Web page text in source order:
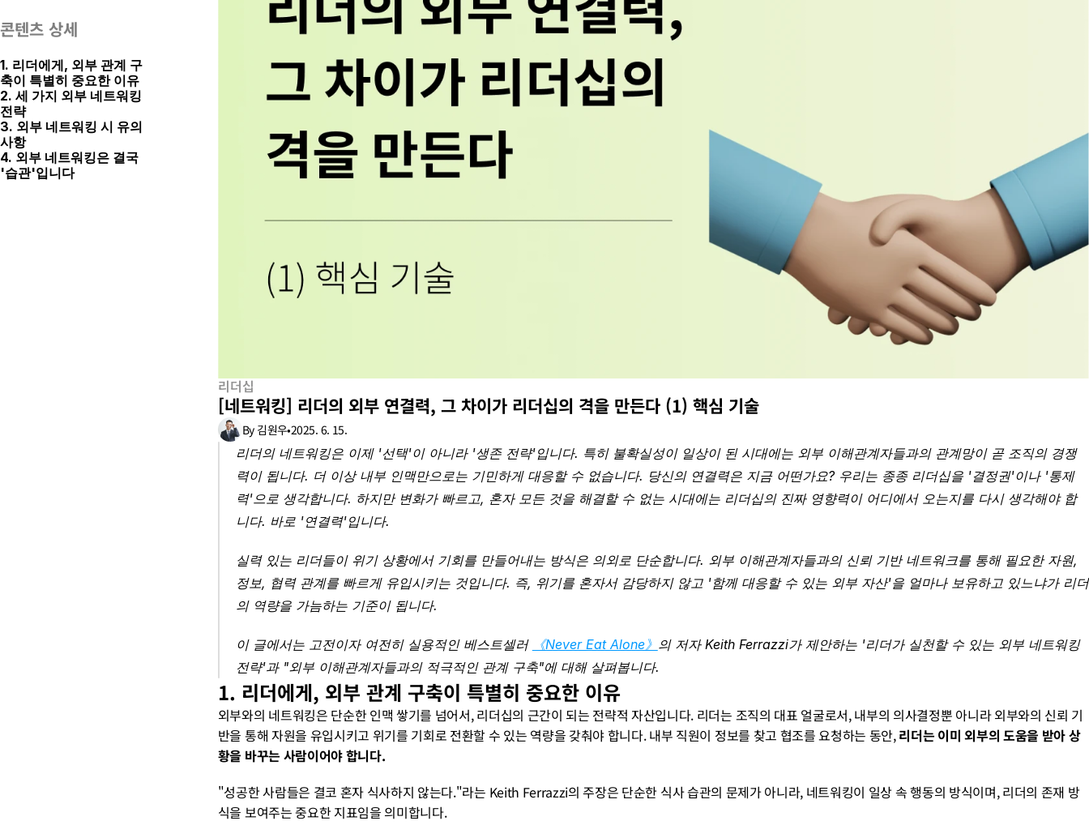
콘텐츠 상세
1. 리더에게, 외부 관계 구
축이 특별히 중요한 이유
2. 세 가지 외부 네트워킹
전략
3. 외부 네트워킹 시 유의
사항
4. 외부 네트워킹은 결국
'습관'입니다
리더십
[네트워킹] 리더의 외부 연결력, 그 차이가 리더십의 격을 만든다 (1) 핵심 기술
By 김원우•2025. 6. 15.
리더의 네트워킹은 이제 '선택'이 아니라 '생존 전략'입니다. 특히 불확실성이 일상이 된 시대에는 외부 이해관계자들과의 관계망이 곧 조직의 경쟁
력이 됩니다. 더 이상 내부 인맥만으로는 기민하게 대응할 수 없습니다. 당신의 연결력은 지금 어떤가요? 우리는 종종 리더십을 '결정권'이나 '통제
력'으로 생각합니다. 하지만 변화가 빠르고, 혼자 모든 것을 해결할 수 없는 시대에는 리더십의 진짜 영향력이 어디에서 오는지를 다시 생각해야 합
니다. 바로 '연결력'입니다.
실력 있는 리더들이 위기 상황에서 기회를 만들어내는 방식은 의외로 단순합니다. 외부 이해관계자들과의 신뢰 기반 네트워크를 통해 필요한 자원,
정보, 협력 관계를 빠르게 유입시키는 것입니다. 즉, 위기를 혼자서 감당하지 않고 '함께 대응할 수 있는 외부 자산'을 얼마나 보유하고 있느냐가 리더
의 역량을 가늠하는 기준이 됩니다.
이 글에서는 고전이자 여전히 실용적인 베스트셀러 《Never Eat Alone》 의 저자 Keith Ferrazzi가 제안하는 '리더가 실천할 수 있는 외부 네트워킹
전략'과 "외부 이해관계자들과의 적극적인 관계 구축"에 대해 살펴봅니다.
1. 리더에게, 외부 관계 구축이 특별히 중요한 이유
외부와의 네트워킹은 단순한 인맥 쌓기를 넘어서, 리더십의 근간이 되는 전략적 자산입니다. 리더는 조직의 대표 얼굴로서, 내부의 의사결정뿐 아니라 외부와의 신뢰 기
반을 통해 자원을 유입시키고 위기를 기회로 전환할 수 있는 역량을 갖춰야 합니다. 내부 직원이 정보를 찾고 협조를 요청하는 동안, 리더는 이미 외부의 도움을 받아 상
황을 바꾸는 사람이어야 합니다.
"성공한 사람들은 결코 혼자 식사하지 않는다."라는 Keith Ferrazzi의 주장은 단순한 식사 습관의 문제가 아니라, 네트워킹이 일상 속 행동의 방식이며, 리더의 존재 방
식을 보여주는 중요한 지표임을 의미합니다.